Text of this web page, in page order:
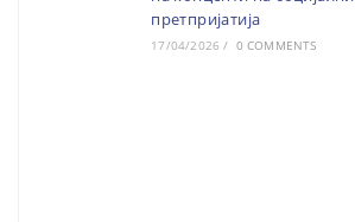
претпријатија
17/04/2026 / 0 COMMENTS